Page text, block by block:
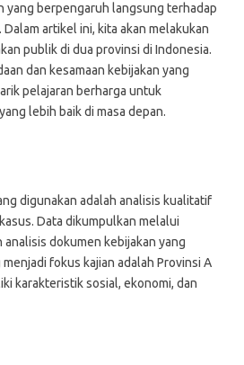
yang berpengaruh langsung terhadap
artikel ini, kita akan melakukan
publik di dua provinsi di Indonesia.
dan kesamaan kebijakan yang
pelajaran berharga untuk
lebih baik di masa depan.
digunakan adalah analisis kualitatif
Data dikumpulkan melalui
analisis dokumen kebijakan yang
fokus kajian adalah Provinsi A
karakteristik sosial, ekonomi, dan